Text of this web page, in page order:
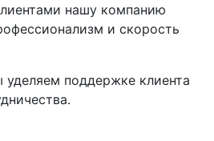
нашу компанию
и скорость
поддержке клиента